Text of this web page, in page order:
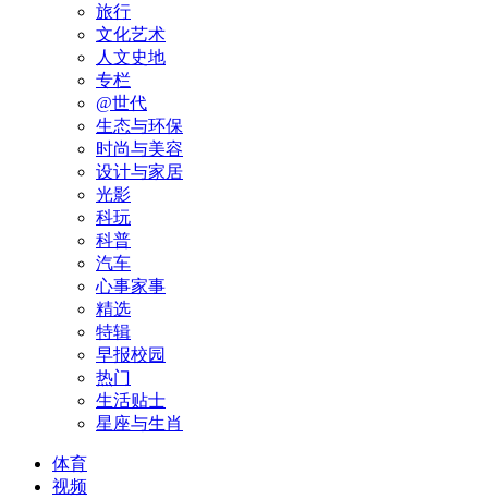
旅行
文化艺术
人文史地
专栏
@世代
生态与环保
时尚与美容
设计与家居
光影
科玩
科普
汽车
心事家事
精选
特辑
早报校园
热门
生活贴士
星座与生肖
体育
视频